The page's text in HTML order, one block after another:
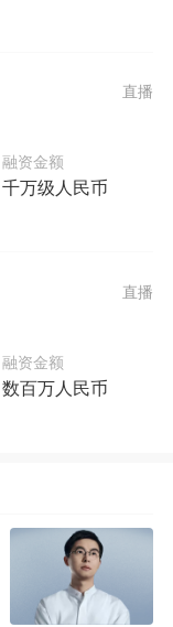
融资金额
千万级人民币
直播
融资金额
数百万人民币
直播